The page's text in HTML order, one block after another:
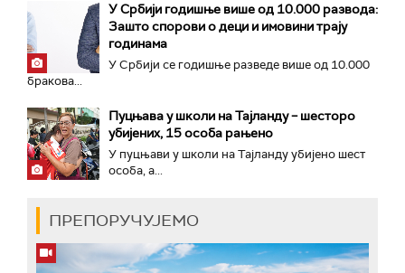
У Србији годишње више од 10.000 развода:
Зашто спорови о деци и имовини трају
годинама
У Србији се годишње разведе више од 10.000
бракова...
Пуцњава у школи на Тајланду – шесторо
убијених, 15 особа рањено
У пуцњави у школи на Тајланду убијено шест
особа, а...
ПРЕПОРУЧУЈЕМО